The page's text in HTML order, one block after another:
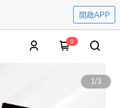
開啟APP
0
1/3